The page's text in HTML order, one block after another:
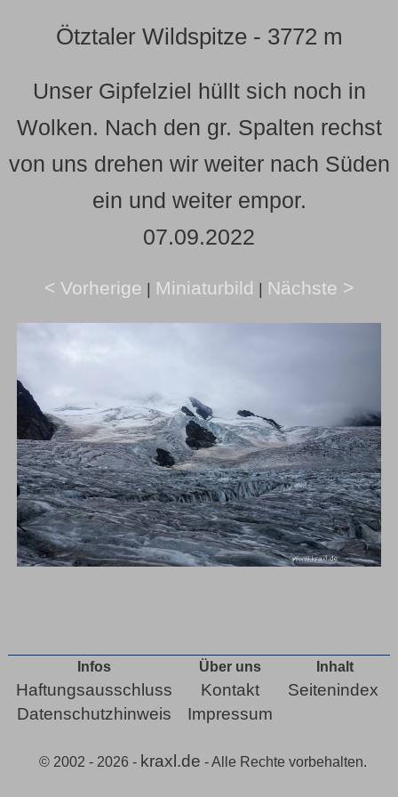
Ötztaler Wildspitze - 3772 m
Unser Gipfelziel hüllt sich noch in
Wolken. Nach den gr. Spalten rechst
von uns drehen wir weiter nach Süden
ein und weiter empor.
07.09.2022
< Vorherige | Miniaturbild | Nächste >
Infos
Haftungsausschluss
Datenschutzhinweis
Über uns
Kontakt
Impressum
Inhalt
Seitenindex
© 2002 - 2026 - kraxl.de - Alle Rechte vorbehalten.